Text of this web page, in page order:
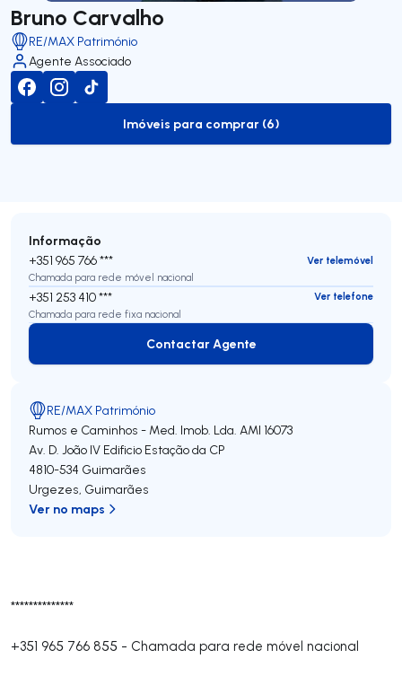
Bruno Carvalho
RE/MAX Património
Agente Associado
to-buy-listing
Imóveis para comprar (6)
**************
+351 965 766 855 - Chamada para rede móvel nacional
Informação
+351 965 766 ***
Ver telemóvel
Chamada para rede móvel nacional
+351 253 410 ***
Ver telefone
Chamada para rede fixa nacional
Contactar Agente
Contactar Agente
RE/MAX Património
Rumos e Caminhos - Med. Imob. Lda. AMI 16073
Av. D. João lV Edificio Estação da CP
4810-534 Guimarães
Urgezes, Guimarães
Ver no maps